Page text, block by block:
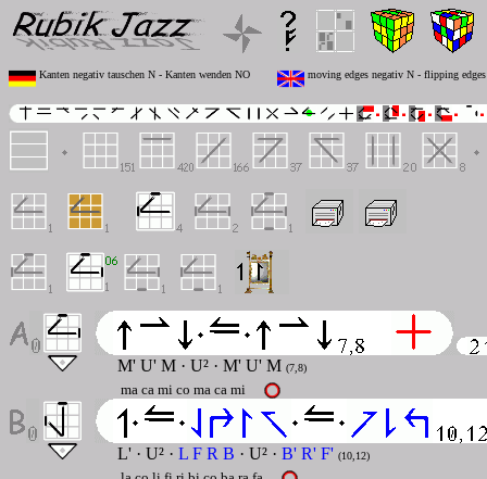
Kanten negativ tauschen N - Kanten wenden NO moving edges negativ N - flipping
M' U' M · U² · M' U' M (7,8)
ma ca mi co ma ca mi
L' · U² · L F R B · U² · B' R' F' (10,12)